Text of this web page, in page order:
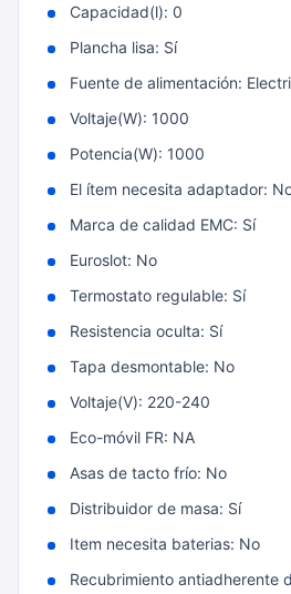
Capacidad(l): 0
Plancha lisa: Sí
Fuente de alimentación:
Voltaje(W): 1000
Potencia(W): 1000
El ítem necesita adaptador:
Marca de calidad EMC: Sí
Euroslot: No
Termostato regulable: Sí
Resistencia oculta: Sí
Tapa desmontable: No
Voltaje(V): 220-240
Eco-móvil FR: NA
Asas de tacto frío: No
Distribuidor de masa: Sí
Item necesita baterias: No
Recubrimiento antiadherente